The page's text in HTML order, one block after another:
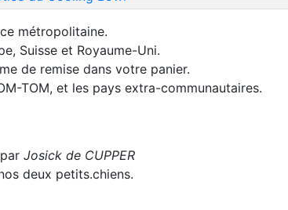
métropolitaine.
Suisse et Royaume-Uni.
de remise dans votre panier.
TOM, et les pays extra-communautaires.
Josick de CUPPER
deux petits.chiens.